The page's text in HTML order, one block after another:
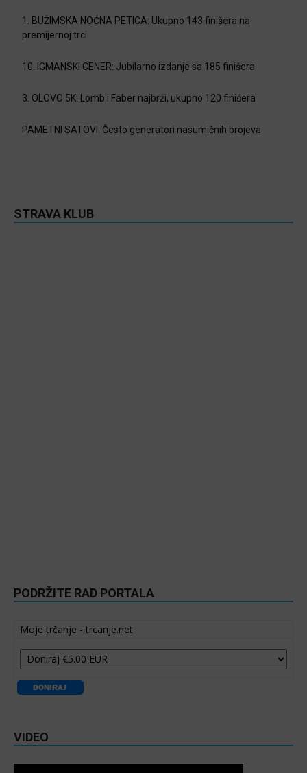
1. BUŽIMSKA NOĆNA PETICA: Ukupno 143 finišera na
premijernoj trci
10. IGMANSKI CENER: Jubilarno izdanje sa 185 finišera
3. OLOVO 5K: Lomb i Faber najbrži, ukupno 120 finišera
PAMETNI SATOVI: Često generatori nasumičnih brojeva
STRAVA KLUB
PODRŽITE RAD PORTALA
Moje trčanje - trcanje.net
VIDEO